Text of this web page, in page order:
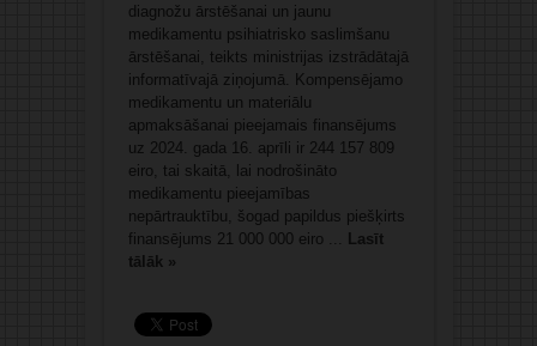
diagnožu ārstēšanai un jaunu
medikamentu psihiatrisko saslimšanu
ārstēšanai, teikts ministrijas izstrādātajā
informatīvajā ziņojumā. Kompensējamo
medikamentu un materiālu
apmaksāšanai pieejamais finansējums
uz 2024. gada 16. aprīli ir 244 157 809
eiro, tai skaitā, lai nodrošināto
medikamentu pieejamības
nepārtrauktību, šogad papildus piešķirts
finansējums 21 000 000 eiro ... Lasīt
tālāk »